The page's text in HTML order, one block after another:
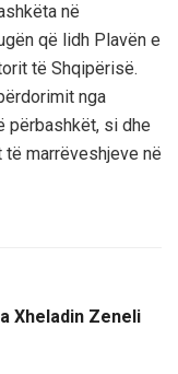
në
që lidh Plavën e
të Shqipërisë.
nga
përbashkët, si dhe
marrëveshjeve në
Xheladin Zeneli